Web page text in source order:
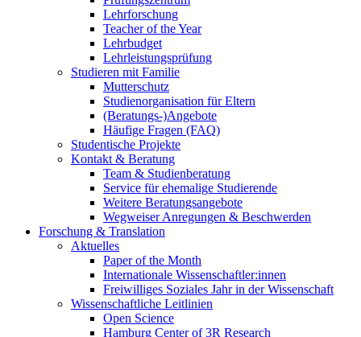
Lehrforschung
Teacher of the Year
Lehrbudget
Lehrleistungsprüfung
Studieren mit Familie
Mutterschutz
Studienorganisation für Eltern
(Beratungs-)Angebote
Häufige Fragen (FAQ)
Studentische Projekte
Kontakt & Beratung
Team & Studienberatung
Service für ehemalige Studierende
Weitere Beratungsangebote
Wegweiser Anregungen & Beschwerden
Forschung & Translation
Aktuelles
Paper of the Month
Internationale Wissenschaftler:innen
Freiwilliges Soziales Jahr in der Wissenschaft
Wissenschaftliche Leitlinien
Open Science
Hamburg Center of 3R Research